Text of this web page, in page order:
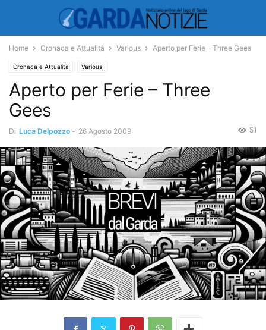
Home Cronaca e Attualità Various Aperto per Ferie – Three Gees
Cronaca e Attualità Various
Aperto per Ferie – Three
Gees
Di Luca Delpozzo - 26 Agosto 2009 51